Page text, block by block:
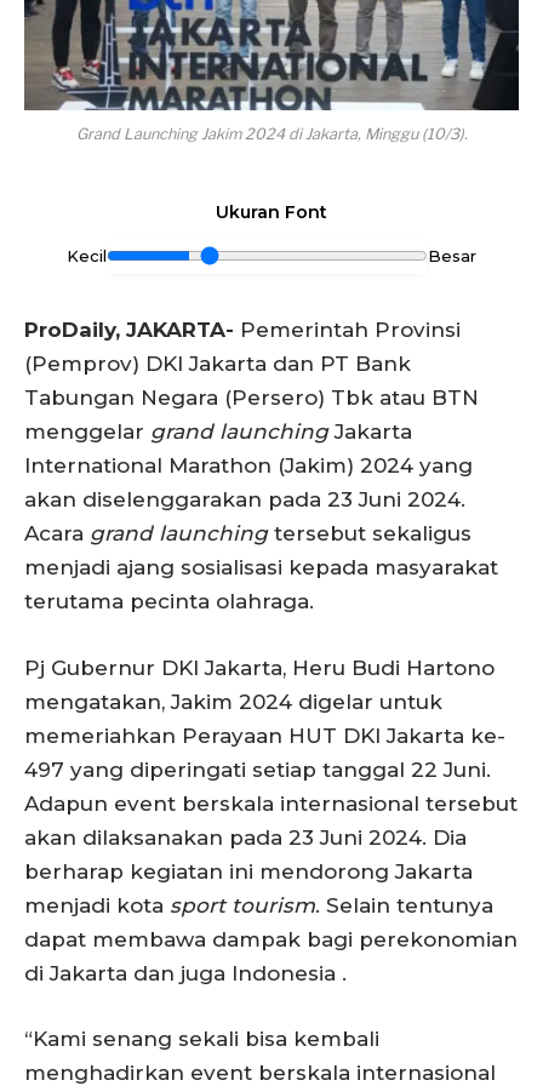
Grand Launching Jakim 2024 di Jakarta, Minggu (10/3).
Ukuran Font
Kecil Besar
ProDaily, JAKARTA- Pemerintah Provinsi
(Pemprov) DKI Jakarta dan PT Bank
Tabungan Negara (Persero) Tbk atau BTN
menggelar grand launchingJakarta
International Marathon (Jakim) 2024 yang
akan diselenggarakan pada 23 Juni 2024.
Acara grand launchingtersebut sekaligus
menjadi ajang sosialisasi kepada masyarakat
terutama pecinta olahraga.
Pj Gubernur DKI Jakarta, Heru Budi Hartono
mengatakan, Jakim 2024 digelar untuk
memeriahkan Perayaan HUT DKI Jakarta ke-
497 yang diperingati setiap tanggal 22 Juni.
Adapun event berskala internasional tersebut
akan dilaksanakan pada 23 Juni 2024. Dia
berharap kegiatan ini mendorong Jakarta
menjadi kota sport tourism. Selain tentunya
dapat membawa dampak bagi perekonomian
di Jakarta dan juga Indonesia .
“Kami senang sekali bisa kembali
menghadirkan event berskala internasional